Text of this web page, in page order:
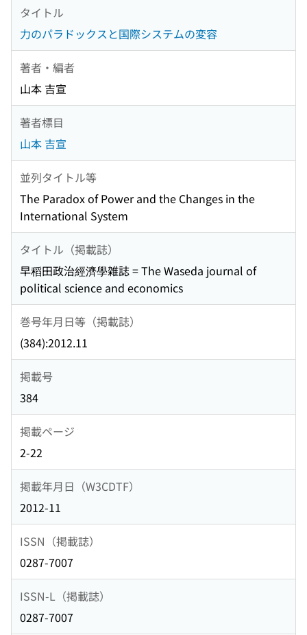
タイトル
力のパラドックスと国際システムの変容
著者・編者
山本 吉宣
著者標目
山本 吉宣
並列タイトル等
The Paradox of Power and the Changes in the
International System
タイトル（掲載誌）
早稻田政治經濟學雑誌 = The Waseda journal of
political science and economics
巻号年月日等（掲載誌）
(384):2012.11
掲載号
384
掲載ページ
2-22
掲載年月日（W3CDTF）
2012-11
ISSN（掲載誌）
0287-7007
ISSN-L（掲載誌）
0287-7007